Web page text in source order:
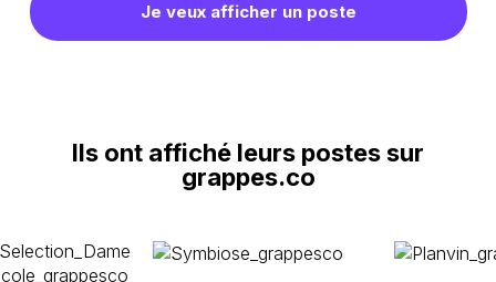
Je veux afficher un poste
Ils ont affiché leurs postes sur
grappes.co